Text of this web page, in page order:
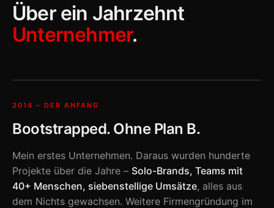
Über ein Jahrzehnt
Unternehmer.
2014 – DER ANFANG
Bootstrapped. Ohne Plan B.
Mein erstes Unternehmen. Daraus wurden hunderte
Projekte über die Jahre – Solo-Brands, Teams mit
40+ Menschen, siebenstellige Umsätze, alles aus
dem Nichts gewachsen. Weitere Firmengründung im